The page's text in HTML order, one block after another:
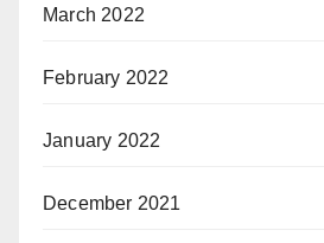
March 2022
February 2022
January 2022
December 2021